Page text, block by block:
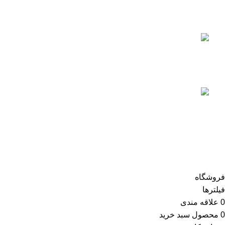
فروشگاه
فیلترها
0 علاقه مندی
0 محصول سبد خرید